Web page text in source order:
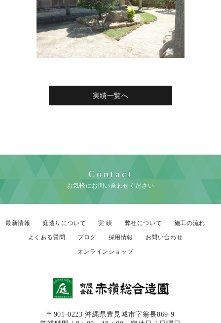
実績一覧へ
Contact
お気軽にお問い合わせください
最新情報 庭造りについて 実 績 弊社について 施工の流れ
よくある質問 ブログ 採用情報 お問い合わせ
オンラインショップ
〒901-0223 沖縄県豊見城市字翁長869-9